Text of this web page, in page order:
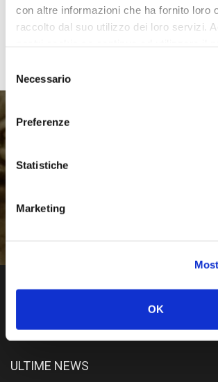
con altre informazioni che ha fornito loro
raccolto dal suo utilizzo dei loro servizi.
delNecessario
Preferenze
Statistiche
Marketing
OK
ULTIME NEWS